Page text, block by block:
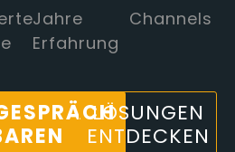
Jahre
Erfahrung
Channels
LÖSUNGEN
ENTDECKEN